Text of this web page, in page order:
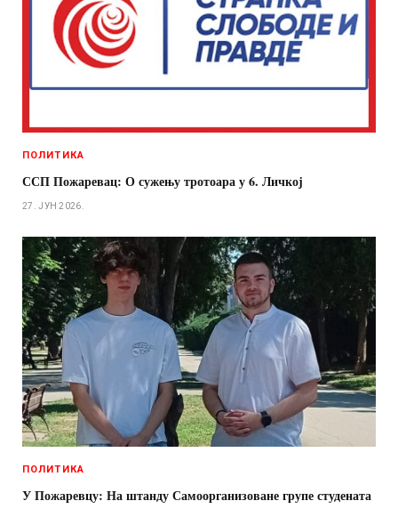
ПОЛИТИКА
ССП Пожаревац: О сужењу тротоара у 6. Личкој
27. ЈУН 2026.
ПОЛИТИКА
У Пожаревцу: На штанду Самоорганизоване групе студената